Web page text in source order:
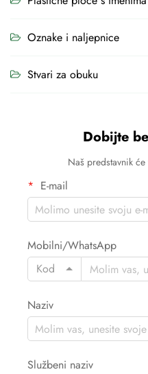
Oznake i naljepnice
Stvari za obuku
Dobijte
Naš predstavnik
E-mail
Mobilni/WhatsApp
Kod
Naziv
Službeni naziv